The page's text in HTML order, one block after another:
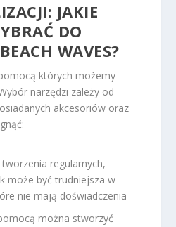
JAKIE
DO
WAVES?
których możemy
narzędzi zależy od
akcesoriów oraz
regularnych,
może być trudniejsza w
nie mają doświadczenia
można stworzyć